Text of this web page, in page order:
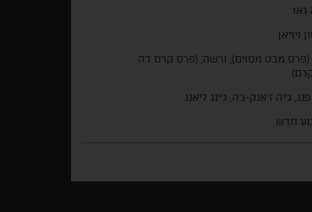
גאו
ויויאן
(פרס מבט מסוים), ורשה, (פרס קרם דה
ג'יה ז'אנק-ג'ה, ג'ינג ליאנג
חדש